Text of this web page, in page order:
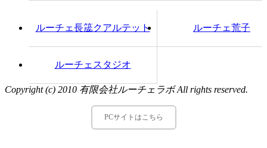
ルーチェ長筬クアルテット ルーチェ荒子
ルーチェスタジオ
Copyright (c) 2010 有限会社ルーチェラボ All rights reserved.
PCサイトはこちら